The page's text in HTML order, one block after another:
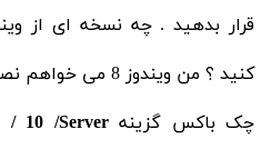
قرار بدهید . چه نسخه ای از
کنید ؟ من ویندوز 8 می خواهم نصب کنم .
چک باکس گزینه10 /Server